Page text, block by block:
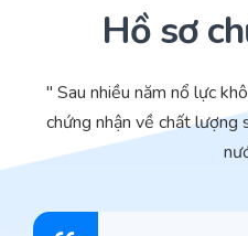
Hồ sơ
" Sau nhiều năm nổ lực
chứng nhận về chất lượng